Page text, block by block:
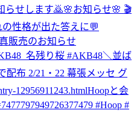
らせします🙇🌸お知らせ🌸 🎬
性格が出た答えに💬
販売のお知らせ
名残り桜 #AKB48＼並ば
配布 2/21・22 幕張メッセ グ
12956911243.htmlHoopと会
#Hoop #